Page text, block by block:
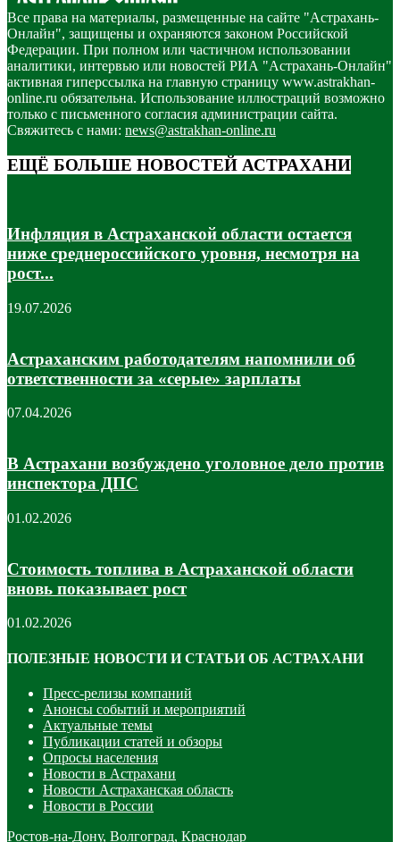
Все права на материалы, размещенные на сайте "Астрахань-
Онлайн", защищены и охраняются законом Российской
Федерации. При полном или частичном использовании
аналитики, интервью или новостей РИА "Астрахань-Онлайн"
активная гиперссылка на главную страницу www.astrakhan-
online.ru обязательна. Использование иллюстраций возможно
только с письменного согласия администрации сайта.
Свяжитесь с нами: news@astrakhan-online.ru
ЕЩЁ БОЛЬШЕ НОВОСТЕЙ АСТРАХАНИ
Инфляция в Астраханской области остается
ниже среднероссийского уровня, несмотря на
рост...
19.07.2026
Астраханским работодателям напомнили об
ответственности за «серые» зарплаты
07.04.2026
В Астрахани возбуждено уголовное дело против
инспектора ДПС
01.02.2026
Стоимость топлива в Астраханской области
вновь показывает рост
01.02.2026
ПОЛЕЗНЫЕ НОВОСТИ И СТАТЬИ ОБ АСТРАХАНИ
Пресс-релизы компаний
Анонсы событий и мероприятий
Актуальные темы
Публикации статей и обзоры
Опросы населения
Новости в Астрахани
Новости Астраханская область
Новости в России
Ростов-на-Дону, Волгоград, Краснодар